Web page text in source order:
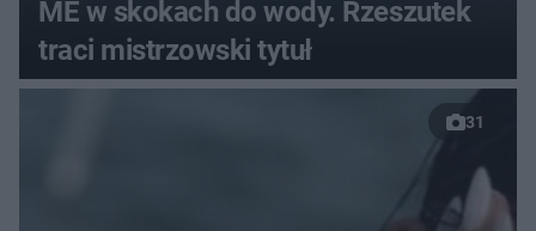
ME w skokach do wody. Rzeszutek
traci mistrzowski tytuł
31